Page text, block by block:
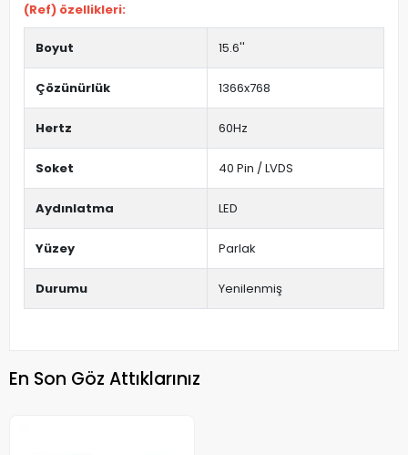
(Ref) özellikleri:
Boyut 15.6''
Çözünürlük 1366x768
Hertz 60Hz
Soket 40 Pin / LVDS
Aydınlatma LED
Yüzey Parlak
Durumu Yenilenmiş
En Son Göz Attıklarınız